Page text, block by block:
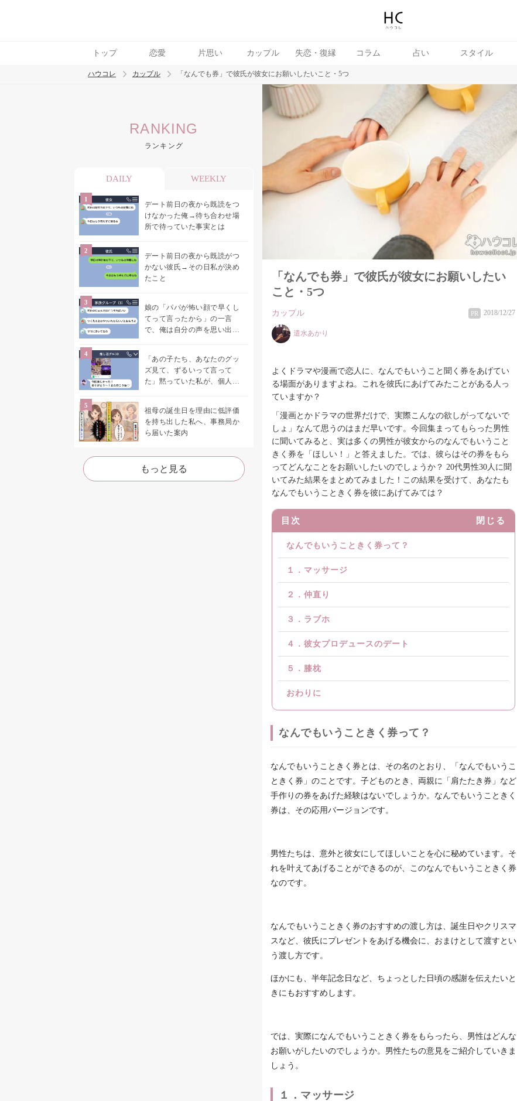
トップ 恋愛 片思い カップル 失恋・復縁 コラム 占い スタイル
トレンド ワード
ハウコレ カップル 「なんでも券」で彼氏が彼女にお願いしたいこと・5つ
RANKING
ランキング
DAILY WEEKLY
デート前日の夜から既読をつ
けなかった俺→待ち合わせ場
所で待っていた事実とは
デート前日の夜から既読がつ
かない彼氏→その日私が決め
たこと
娘の「パパが怖い顔で早くし
てって言ったから」の一言
で、俺は自分の声を思い出し
「あの子たち、あなたのグッ
ズ見て、ずるいって言って
た」黙っていた私が、個人チ
祖母の誕生日を理由に低評価
を持ち出した私へ、事務局か
ら届いた案内
もっと見る
「なんでも券」で彼氏が彼女にお願いしたい
こと・5つ
カップル PR 2018/12/27
遣水あかり
よくドラマや漫画で恋人に、なんでもいうこと聞く券をあげてい
る場面がありますよね。これを彼氏にあげてみたことがある人っ
ていますか？
「漫画とかドラマの世界だけで、実際こんなの欲しがってないで
しょ」なんて思うのはまだ早いです。今回集まってもらった男性
に聞いてみると、実は多くの男性が彼女からのなんでもいうこと
きく券を「ほしい！」と答えました。では、彼らはその券をもら
ってどんなことをお願いしたいのでしょうか？ 20代男性30人に聞
いてみた結果をまとめてみました！この結果を受けて、あなたも
なんでもいうこときく券を彼にあげてみては？
目次 閉じる
なんでもいうこときく券って？
１．マッサージ
２．仲直り
３．ラブホ
４．彼女プロデュースのデート
５．膝枕
おわりに
なんでもいうこときく券って？
なんでもいうこときく券とは、その名のとおり、「なんでもいうこ
ときく券」のことです。子どものとき、両親に「肩たたき券」など
手作りの券をあげた経験はないでしょうか。なんでもいうこときく
券は、その応用バージョンです。
男性たちは、意外と彼女にしてほしいことを心に秘めています。そ
れを叶えてあげることができるのが、このなんでもいうこときく券
なのです。
なんでもいうこときく券のおすすめの渡し方は、誕生日やクリスマ
スなど、彼氏にプレゼントをあげる機会に、おまけとして渡すとい
う渡し方です。
ほかにも、半年記念日など、ちょっとした日頃の感謝を伝えたいと
きにもおすすめします。
では、実際になんでもいうこときく券をもらったら、男性はどんな
お願いがしたいのでしょうか。男性たちの意見をご紹介していきま
しょう。
１．マッサージ